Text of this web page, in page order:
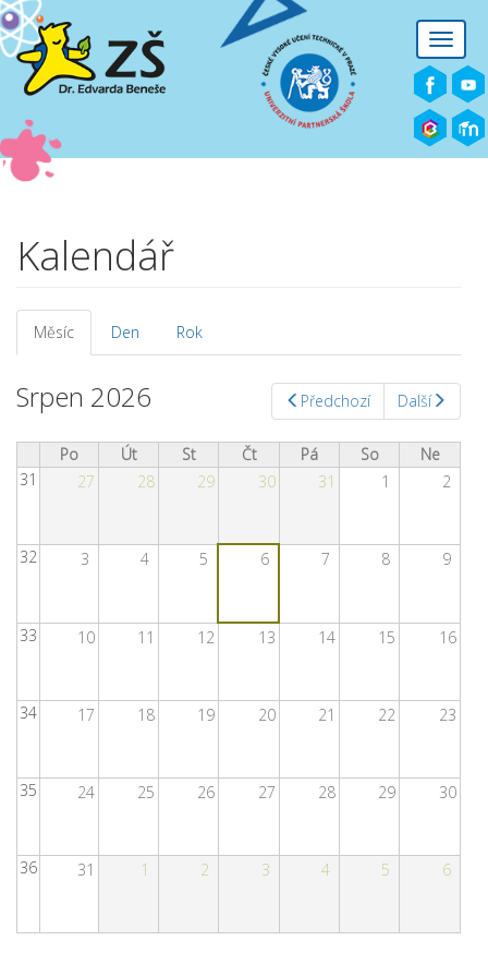
Přejít k hlavnímu obsahu
Toggle
Kalendář
Hlavní záložky
Měsíc (aktivní
záložka)
Den Rok
Předchozí Další
Srpen 2026
Po Út St Čt Pá So
Ne
31
27 28 29 30 31 1 2
32 3 4 5 6 7 8 9
33 10 11 12 13 14 15 16
34 17 18 19 20 21 22 23
35 24 25 26 27 28 29 30
36 31 1 2 3 4 5 6